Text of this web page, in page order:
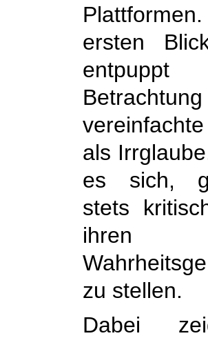
ersten
als
es sich,
stets
ihren
zu stellen.
Dabei